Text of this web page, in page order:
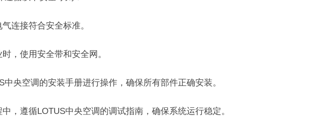
连接符合安全标准。
，使用安全带和安全网。
中央空调的安装手册进行操作，确保所有部件正确安装。
，遵循LOTUS中央空调的调试指南，确保系统运行稳定。